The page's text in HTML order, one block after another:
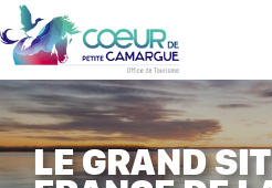
Aller
au
contenu
principal
LE GRAND